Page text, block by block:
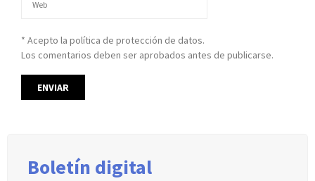
* Acepto la política de protección de datos.
Los comentarios deben ser aprobados antes de publicarse.
Boletín digital